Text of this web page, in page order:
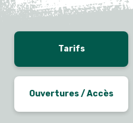
Tarifs
Ouvertures / Accès